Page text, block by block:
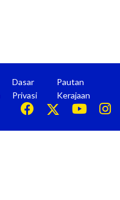
Dasar
Privasi
Pautan
Kerajaan